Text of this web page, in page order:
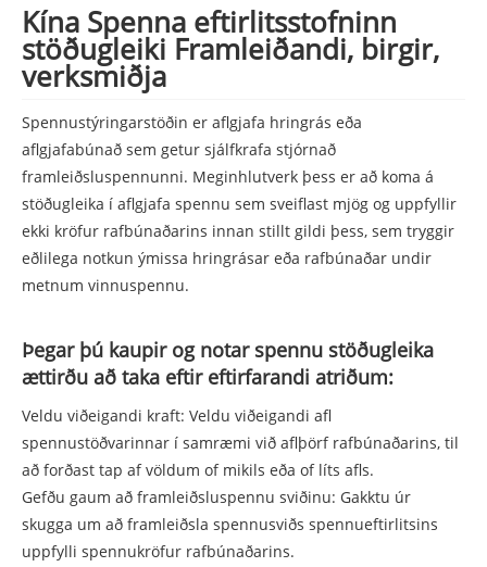
Kína Spenna eftirlitsstofninn
stöðugleiki Framleiðandi, birgir,
verksmiðja
Spennustýringarstöðin er aflgjafa hringrás eða
aflgjafabúnað sem getur sjálfkrafa stjórnað
framleiðsluspennunni. Meginhlutverk þess er að koma á
stöðugleika í aflgjafa spennu sem sveiflast mjög og uppfyllir
ekki kröfur rafbúnaðarins innan stillt gildi þess, sem tryggir
eðlilega notkun ýmissa hringrásar eða rafbúnaðar undir
metnum vinnuspennu.
Þegar þú kaupir og notar spennu stöðugleika
ættirðu að taka eftir eftirfarandi atriðum:
Veldu viðeigandi kraft: Veldu viðeigandi afl
spennustöðvarinnar í samræmi við aflþörf rafbúnaðarins, til
að forðast tap af völdum of mikils eða of líts afls.
Gefðu gaum að framleiðsluspennu sviðinu: Gakktu úr
skugga um að framleiðsla spennusviðs spennueftirlitsins
uppfylli spennukröfur rafbúnaðarins.